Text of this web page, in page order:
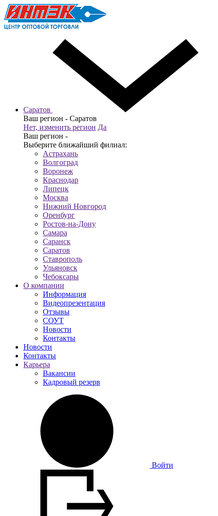
Саратов
Ваш регион - Саратов
Нет, изменить регион Да
Ваш регион -
Выберите ближайший филиал:
Астрахань
Волгоград
Воронеж
Краснодар
Липецк
Москва
Нижний Новгород
Оренбург
Ростов-на-Дону
Самара
Саранск
Саратов
Ставрополь
Ульяновск
Чебоксары
О компании
Информация
Видеопрезентация
Отзывы
СОУТ
Новости
Контакты
Новости
Контакты
Карьера
Вакансии
Кадровый резерв
Войти